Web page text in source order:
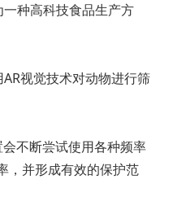
种高科技食品生产方
视觉技术对动物进行筛
不断尝试使用各种频率
，并形成有效的保护范